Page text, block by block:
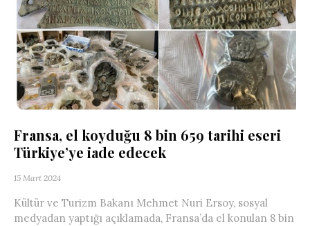
Fransa, el koyduğu 8 bin 659 tarihi eseri
Türkiye’ye iade edecek
15 Mart 2024
Kültür ve Turizm Bakanı Mehmet Nuri Ersoy, sosyal
medyadan yaptığı açıklamada, Fransa’da el konulan 8 bin